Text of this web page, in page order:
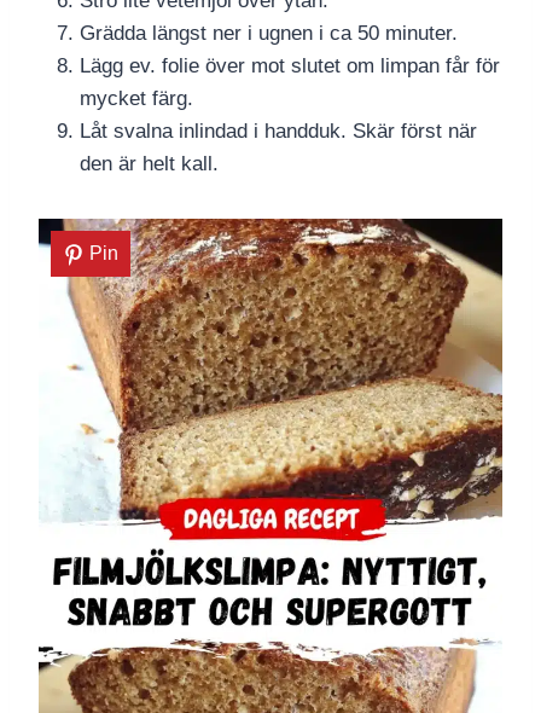
Grädda längst ner i ugnen i ca 50 minuter.
Lägg ev. folie över mot slutet om limpan får för
mycket färg.
Låt svalna inlindad i handduk. Skär först när
den är helt kall.
Pin